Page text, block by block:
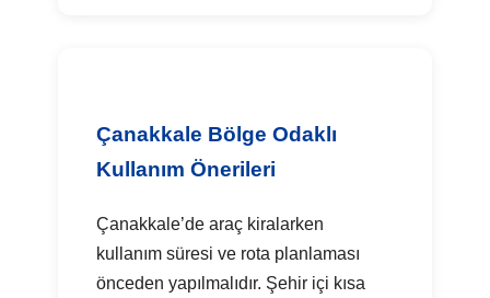
Çanakkale Bölge Odaklı
Kullanım Önerileri
Çanakkale’de araç kiralarken
kullanım süresi ve rota planlaması
önceden yapılmalıdır. Şehir içi kısa